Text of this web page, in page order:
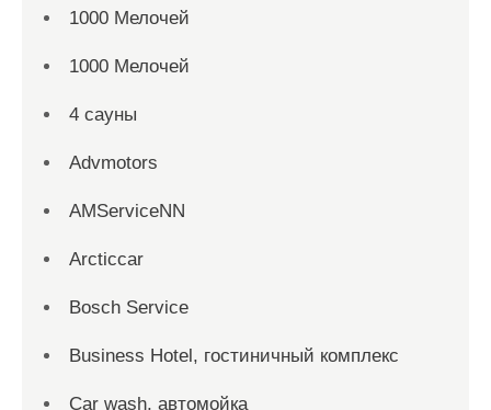
1000 Мелочей
1000 Мелочей
4 сауны
Advmotors
AMServiceNN
Arcticcar
Bosch Service
Business Hotel, гостиничный комплекс
Car wash, автомойка